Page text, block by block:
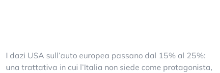
I dazi USA sull’auto europea passano dal 15% al 25%:
una trattativa in cui l’Italia non siede come protagonista,